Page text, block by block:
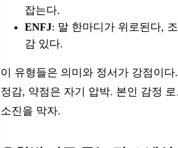
잡는다.
ENFJ: 말 한마디가 위로된다,
감 있다.
이 유형들은 의미와 정서가 강점이
정감, 약점은 자기 압박. 본인 감정
소진을 막자.